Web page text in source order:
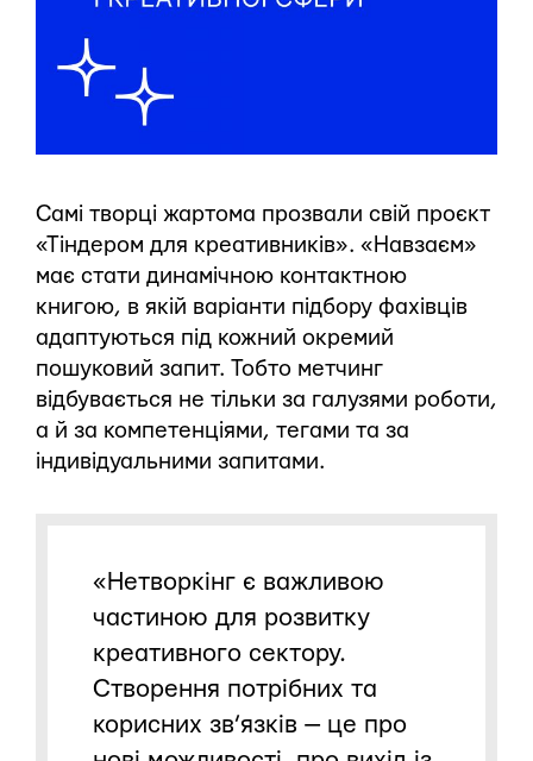
Самі творці жартома прозвали свій проєкт
«Тіндером для креативників». «Навзаєм»
має стати динамічною контактною
книгою, в якій варіанти підбору фахівців
адаптуються під кожний окремий
пошуковий запит. Тобто метчинг
відбувається не тільки за галузями роботи,
а й за компетенціями, тегами та за
індивідуальними запитами.
«Нетворкінг є важливою
частиною для розвитку
креативного сектору.
Створення потрібних та
корисних зв’язків — це про